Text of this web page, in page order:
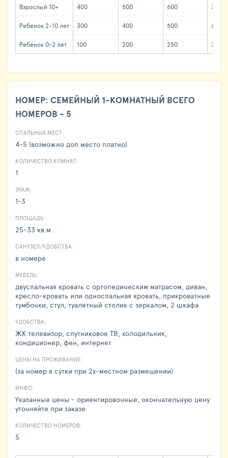
Взрослый 10+ 400 500 600 700
Ребенок 2-10 лет 300 400 500 600
Ребенок 0-2 лет 100 200 250 300
НОМЕР: СЕМЕЙНЫЙ 1-КОМНАТНЫЙ ВСЕГО
НОМЕРОВ - 5
СПАЛЬНЫХ МЕСТ:
4-5 (возможно доп место платно)
КОЛИЧЕСТВО КОМНАТ:
1
ЭТАЖ:
1-3
ПЛОЩАДЬ:
25-33 кв.м.
САНУЗЕЛ/УДОБСТВА:
в номере
МЕБЕЛЬ:
двуспальная кровать с ортопедическим матрасом, диван,
кресло-кровать или односпальная кровать, прикроватные
тумбочки, стул, туалетный столик с зеркалом, 2 шкафа
УДОБСТВА:
ЖК телевизор, спутниковое ТВ, холодильник,
кондиционер, фен, интернет
ЦЕНЫ НА ПРОЖИВАНИЕ:
(за номер в сутки при 2х-местном размещении)
ИНФО:
Указанные цены - ориентировочные, окончательную цену
уточняйте при заказе.
КОЛИЧЕСТВО НОМЕРОВ:
5